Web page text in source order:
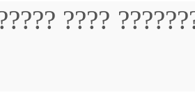
?? ????? ?????